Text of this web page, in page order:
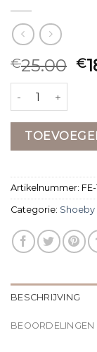
€25.00 €
shoeby
Artikelnummer:
Categorie: Shoeby
BESCHRIJVING
BEOORDELINGEN